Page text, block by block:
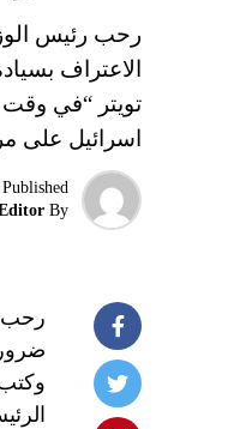
رحب رئيس
تويتر “في وقت
اسرائيل على
Published
By
رحب